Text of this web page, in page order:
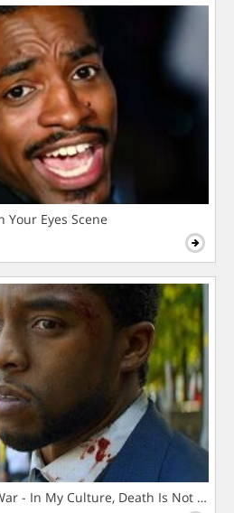
Eyes Scene
- In My Culture, Death Is Not The